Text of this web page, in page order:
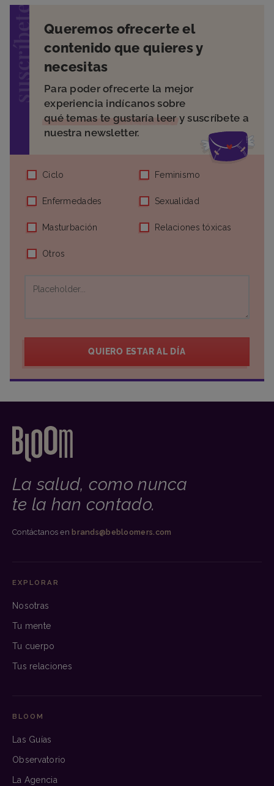
Queremos ofrecerte el
contenido que quieres y
necesitas
Para poder ofrecerte la mejor
experiencia indícanos sobre
qué temas te gustaría leer y suscríbete a
nuestra newsletter.
Ciclo Feminismo
Enfermedades Sexualidad
Masturbación Relaciones tóxicas
Otros
QUIERO ESTAR AL DÍA
La salud, como nunca
te la han contado.
Contáctanos en brands@bebloomers.com
EXPLORAR
Nosotras
Tu mente
Tu cuerpo
Tus relaciones
BLOOM
Las Guías
Observatorio
La Agencia